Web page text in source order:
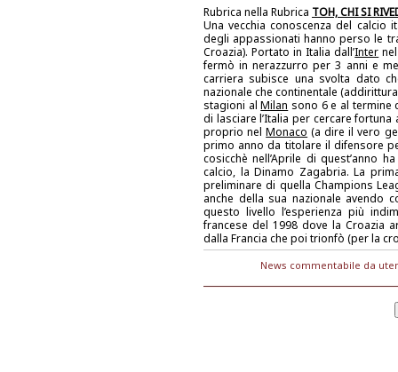
Rubrica nella Rubrica TOH, CHI SI
Una vecchia conoscenza del calcio
degli appassionati hanno perso le
Croazia). Portato in Italia dall’Inter
fermò in nerazzurro per 3 anni e
carriera subisce una svolta dato
nazionale che continentale
stagioni alMilan sono 6 e al termine
di lasciare l’Italia per cercare
proprio nelMonaco (a dire il vero
primo anno da titolare il difensore
cosicchè nell’Aprile di quest’anno
calcio, la Dinamo Zagabria. La
preliminare di quella Champions
anche della sua nazionale avendo
questo livello l’esperienza più
francese del 1998 dove la Croazia
dalla Francia che poi trionfò (per la
News commentabile da